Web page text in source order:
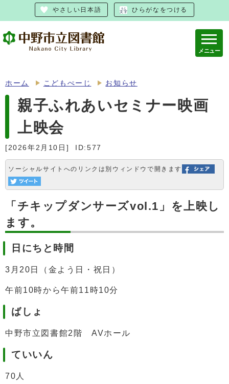
やさしい日本語 ひらがなをつける
メニュー
ホーム こどもぺーじ お知らせ
親子ふれあいセミナー映画
上映会
[2026年2月10日] ID:577
ソーシャルサイトへのリンクは別ウィンドウで開きます
「チキップダンサーズvol.1」を上映し
ます。
日にちと時間
3月20日（金よう日・祝日）
午前10時から午前11時10分
ばしょ
中野市立図書館2階 AVホール
ていいん
70人